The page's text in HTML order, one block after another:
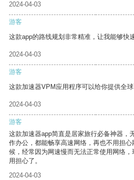
2024-04-03
游客
这款app的路线规划非常精准，让我能够快
2024-04-03
游客
这款加速器VPM应用程序可以给你提供全球
2024-04-03
游客
这款加速器app简直是居家旅行必备神器，
作办公，都能畅享高速网络，再也不用担
候，经常因为网速慢而无法正常使用网络
用担心了。
2024-04-03